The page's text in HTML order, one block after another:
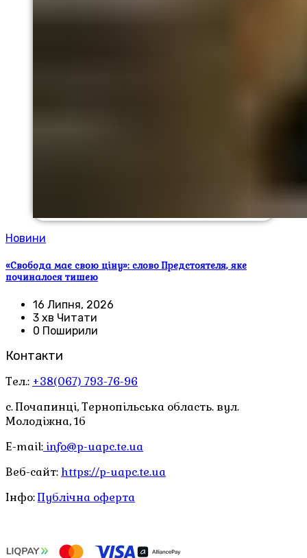
Новини
«Свобода має свою ціну»: слово Предстоятеля, яке
починалося тишею
16 Липня, 2026
3 хв Читати
0 Поширили
Контакти
Тел.: +38(067) 793-76-96
с. Почапинці, Тернопільська область. вул.
Молодіжна, 1б
E-mail: info@p-uapc.te.ua
Веб-сайт: https://p-uapc.te.ua
Інфо:Публічна оферта